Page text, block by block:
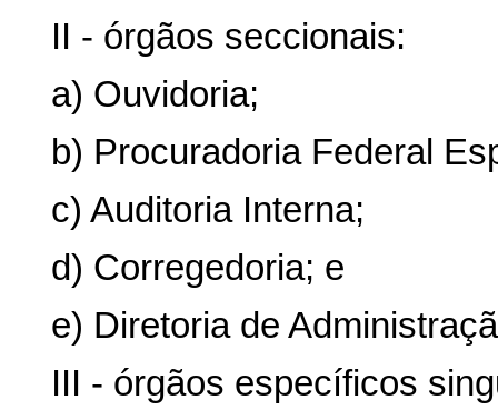
II - órgãos seccionais:
a) Ouvidoria;
b) Procuradoria Federal
c) Auditoria Interna;
d) Corregedoria; e
e) Diretoria de
III - órgãos específicos